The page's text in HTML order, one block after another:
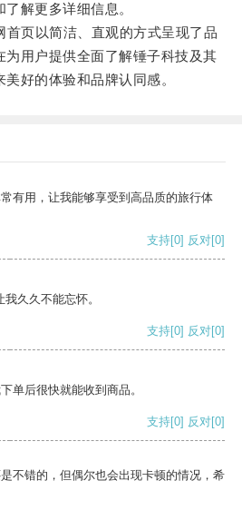
解更多详细信息。
页以简洁、直观的方式呈现了品
为用户提供全面了解锤子科技及其
好的体验和品牌认同感。
有用，让我能够享受到高品质的旅行体
支持[0] 反对[0]
久久不能忘怀。
支持[0] 反对[0]
单后很快就能收到商品。
支持[0] 反对[0]
不错的，但偶尔也会出现卡顿的情况，希